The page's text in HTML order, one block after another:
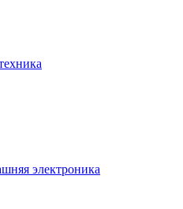
электроника